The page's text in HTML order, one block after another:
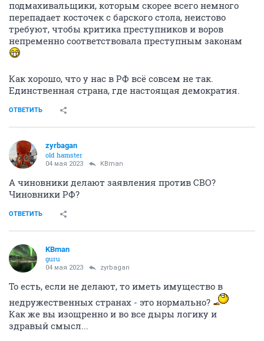
подмахивальщики, которым скорее всего немного
перепадает косточек с барского стола, неистово
требуют, чтобы критика преступников и воров
непременно соответствовала преступным законам
Как хорошо, что у нас в РФ всё совсем не так.
Единственная страна, где настоящая демократия.
ОТВЕТИТЬ
zyrbagan
old hamster
04 мая 2023 KBman
А чиновники делают заявления против СВО?
Чиновники РФ?
ОТВЕТИТЬ
KBman
guru
04 мая 2023 zyrbagan
То есть, если не делают, то иметь имущество в
недружественных странах - это нормально?
Как же вы изощренно и во все дыры логику и
здравый смысл...